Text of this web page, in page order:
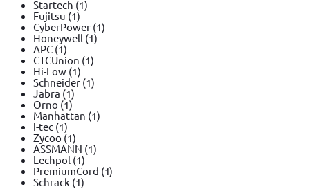
Startech(1)
Fujitsu (1)
CyberPower (1)
Honeywell (1)
APC (1)
CTCUnion (1)
Hi-Low (1)
Schneider (1)
Jabra (1)
Orno (1)
Manhattan (1)
i-tec (1)
Zycoo (1)
ASSMANN (1)
Lechpol (1)
PremiumCord (1)
Schrack (1)